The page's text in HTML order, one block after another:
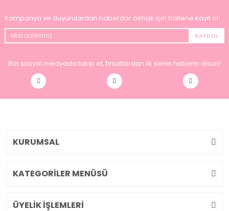
Kampanya ve duyurulardan haberdar olmak için bültene kayıt ol!
KAYDOL
Bizi sosyal medyada takip et, fırsatlardan ilk senin haberin olsun!
KURUMSAL
KATEGORİLER MENÜSÜ
ÜYELİK İŞLEMLERİ